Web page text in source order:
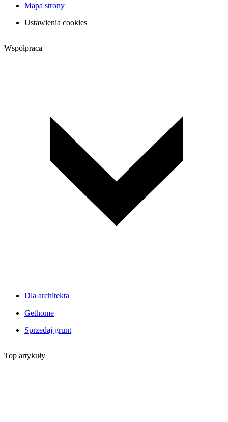
Mapa strony
Ustawienia cookies
Współpraca
Dla architekta
Gethome
Sprzedaj grunt
Top artykuły